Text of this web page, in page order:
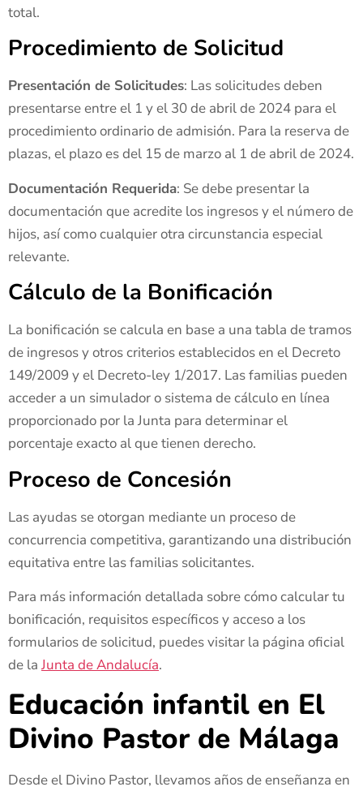
total.
Procedimiento de Solicitud
Presentación de Solicitudes: Las solicitudes deben
presentarse entre el 1 y el 30 de abril de 2024 para el
procedimiento ordinario de admisión. Para la reserva de
plazas, el plazo es del 15 de marzo al 1 de abril de 2024.
Documentación Requerida: Se debe presentar la
documentación que acredite los ingresos y el número de
hijos, así como cualquier otra circunstancia especial
relevante.
Cálculo de la Bonificación
La bonificación se calcula en base a una tabla de tramos
de ingresos y otros criterios establecidos en el Decreto
149/2009 y el Decreto-ley 1/2017. Las familias pueden
acceder a un simulador o sistema de cálculo en línea
proporcionado por la Junta para determinar el
porcentaje exacto al que tienen derecho.
Proceso de Concesión
Las ayudas se otorgan mediante un proceso de
concurrencia competitiva, garantizando una distribución
equitativa entre las familias solicitantes.
Para más información detallada sobre cómo calcular tu
bonificación, requisitos específicos y acceso a los
formularios de solicitud, puedes visitar la página oficial
de laJunta de Andalucía.
Educación infantil en El
Divino Pastor de Málaga
Desde el Divino Pastor, llevamos años de enseñanza en